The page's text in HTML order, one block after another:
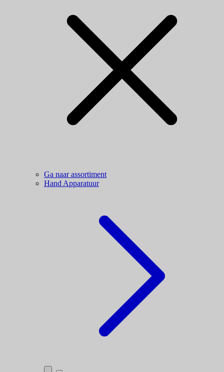
Ga naar assortiment
Hand Apparatuur